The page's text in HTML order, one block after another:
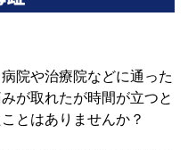
院や治療院などに通った
が取れたが時間が立つと
とはありませんか？